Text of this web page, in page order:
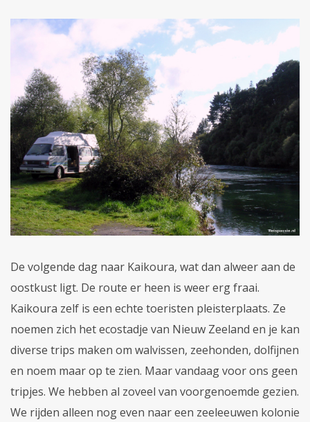
De volgende dag naar Kaikoura, wat dan alweer aan de
oostkust ligt. De route er heen is weer erg fraai.
Kaikoura zelf is een echte toeristen pleisterplaats. Ze
noemen zich het ecostadje van Nieuw Zeeland en je kan
diverse trips maken om walvissen, zeehonden, dolfijnen
en noem maar op te zien. Maar vandaag voor ons geen
tripjes. We hebben al zoveel van voorgenoemde gezien.
We rijden alleen nog even naar een zeeleeuwen kolonie